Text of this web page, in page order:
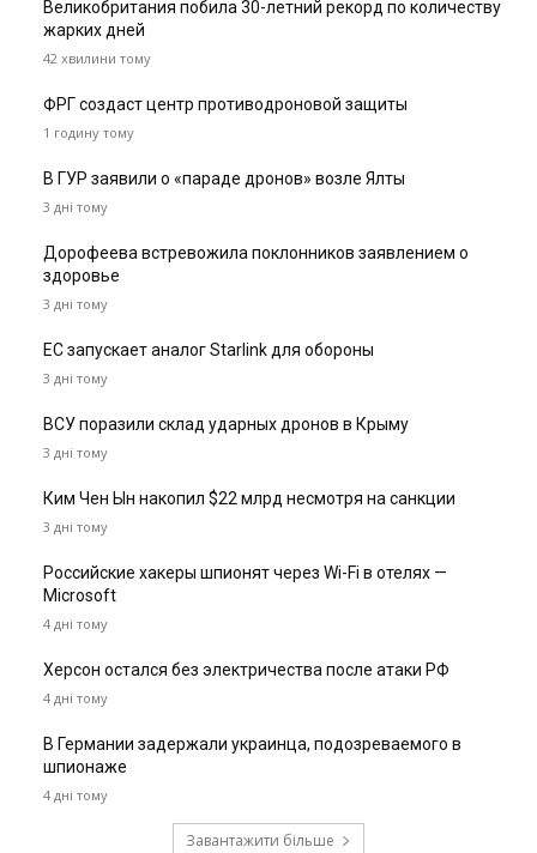
Великобритания побила 30-летний рекорд по количеству
жарких дней
42 хвилини тому
ФРГ создаст центр противодроновой защиты
1 годину тому
В ГУР заявили о «параде дронов» возле Ялты
3 дні тому
Дорофеева встревожила поклонников заявлением о
здоровье
3 дні тому
ЕС запускает аналог Starlink для обороны
3 дні тому
ВСУ поразили склад ударных дронов в Крыму
3 дні тому
Ким Чен Ын накопил $22 млрд несмотря на санкции
3 дні тому
Российские хакеры шпионят через Wi-Fi в отелях —
Microsoft
4 дні тому
Херсон остался без электричества после атаки РФ
4 дні тому
В Германии задержали украинца, подозреваемого в
шпионаже
4 дні тому
Завантажити більше